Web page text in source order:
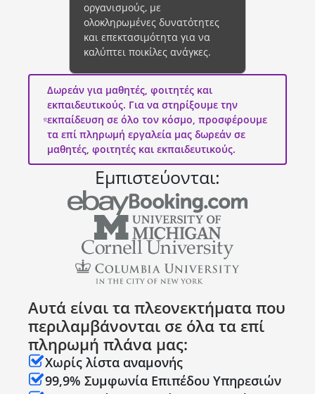
οργανισμούς, με
ολοκληρωμένες δυνατότητες
και επεκτασιμότητα για να
καλύπτει ποικίλες ανάγκες.
Δωρεάν για μαθητές, φοιτητές και
εκπαιδευτικούς. Για να στηρίξουμε την
εκπαίδευση σε όλο τον κόσμο, προσφέρουμε
τα επί πληρωμή εργαλεία μας δωρεάν σε
μαθητές, φοιτητές και εκπαιδευτικούς.
Εμπιστεύονται:
Αυτά είναι τα πλεονεκτήματα που
περιλαμβάνονται σε όλα τα επί
πληρωμή πλάνα μας:
Χωρίς λίστα αναμονής
99,9% Συμφωνία Επιπέδου Υπηρεσιών